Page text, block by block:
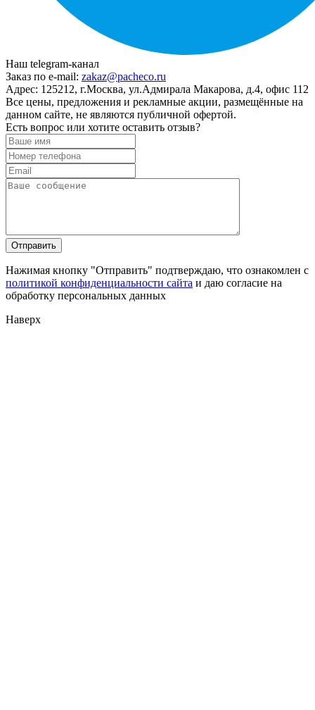
Наш telegram-канал
Заказ по e-mail: zakaz@pacheco.ru
Адрес: 125212, г.Москва, ул.Адмирала Макарова, д.4, офис 112
Все цены, предложения и рекламные акции, размещённые на
данном сайте, не являются публичной офертой.
Есть вопрос или хотите оставить отзыв?
Нажимая кнопку "Отправить" подтверждаю, что ознакомлен с
политикой конфиденциальности сайта и даю согласие на
обработку персональных данных
Наверх